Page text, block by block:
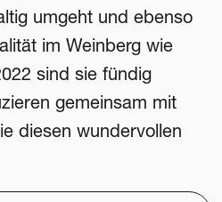
umgeht und ebenso
im Weinberg wie
sind sie fündig
gemeinsam mit
diesen wundervollen